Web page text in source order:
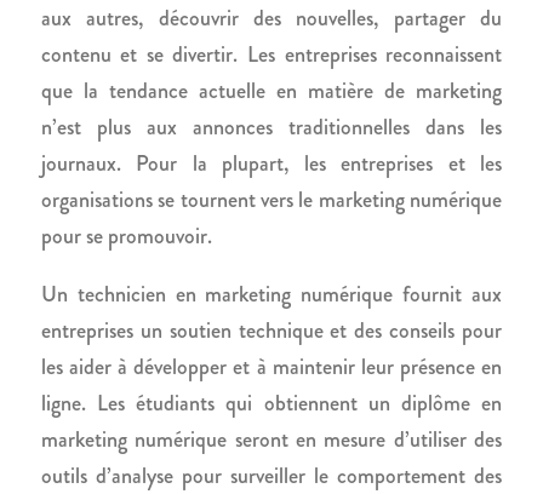
aux autres, découvrir des nouvelles, partager du
contenu et se divertir. Les entreprises reconnaissent
que la tendance actuelle en matière de marketing
n’est plus aux annonces traditionnelles dans les
journaux. Pour la plupart, les entreprises et les
organisations se tournent vers le marketing numérique
pour se promouvoir.
Un technicien en marketing numérique fournit aux
entreprises un soutien technique et des conseils pour
les aider à développer et à maintenir leur présence en
ligne. Les étudiants qui obtiennent un diplôme en
marketing numérique seront en mesure d’utiliser des
outils d’analyse pour surveiller le comportement des